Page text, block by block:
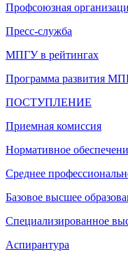
Профсоюзная
Пресс-служба
МПГУ в рейтингах
Программа развития
ПОСТУПЛЕНИЕ
Приемная комиссия
Нормативное
Среднее
Базовое высшее
Специализированное
Аспирантура